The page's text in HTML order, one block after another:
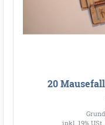
20
inkl. 19% USt.